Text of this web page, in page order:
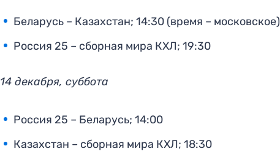
Беларусь – Казахстан; 14:30 (время – московское)
Россия 25 – сборная мира КХЛ; 19:30
14 декабря, суббота
Россия 25 – Беларусь; 14:00
Казахстан – сборная мира КХЛ; 18:30